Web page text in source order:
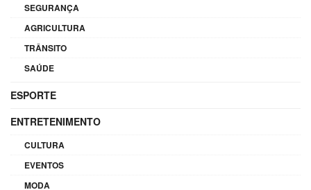
SEGURANÇA
AGRICULTURA
TRÂNSITO
SAÚDE
ESPORTE
ENTRETENIMENTO
CULTURA
EVENTOS
MODA